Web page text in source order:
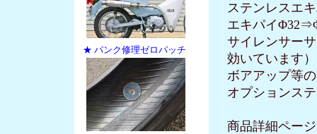
★ パンク修理ゼロパッチ
ステンレスエ
エキパイ
サイレンサー
効いています
ボアアップ等
オプションス
商品詳細ペー